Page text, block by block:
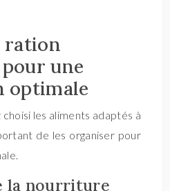
ration
une
optimale
les aliments adaptés à
de les organiser pour
la nourriture